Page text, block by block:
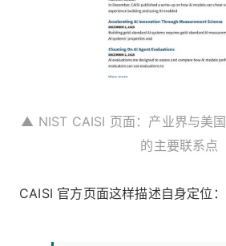
▲ NIST CAISI 页面：产业界与美
的主要联系点
CAISI 官方页面这样描述自身定位：